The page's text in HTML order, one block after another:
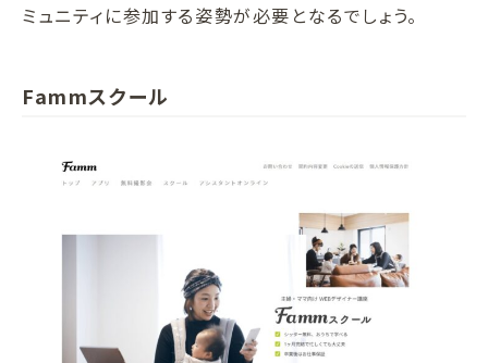
ミュニティに参加する姿勢が必要となるでしょう。
Fammスクール